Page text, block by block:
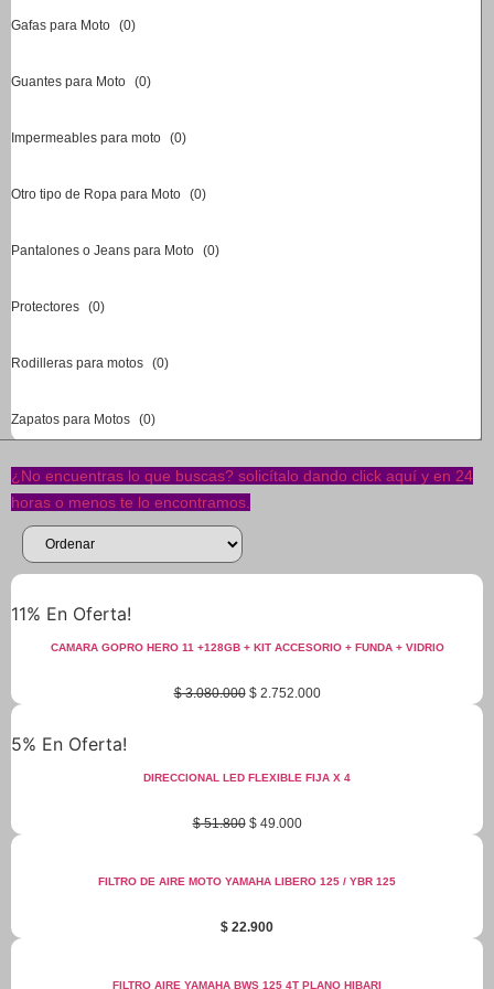
Gafas para Moto (0)
Guantes para Moto (0)
Impermeables para moto (0)
Otro tipo de Ropa para Moto (0)
Pantalones o Jeans para Moto (0)
Protectores (0)
Rodilleras para motos (0)
Zapatos para Motos (0)
¿No encuentras lo que buscas? solicítalo dando click aquí y en 24
horas o menos te lo encontramos.
11% En Oferta!
CAMARA GOPRO HERO 11 +128GB + KIT ACCESORIO + FUNDA + VIDRIO
$3.080.000 Original
$2.752.000
5% En Oferta!
DIRECCIONAL LED FLEXIBLE FIJA X 4
$51.800 Original
$ 51.800.
$49.000
$ 49.000.
FILTRO DE AIRE MOTO YAMAHA LIBERO 125 / YBR 125
$ 22.900
FILTRO AIRE YAMAHA BWS 125 4T PLANO HIBARI